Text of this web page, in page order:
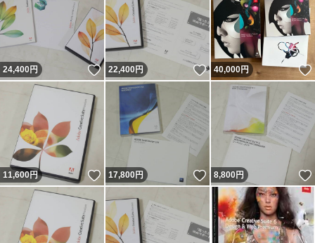
24,400円 いいね！
22,400円 いいね！
40,000円
11,600円 いいね！
17,800円 いいね！
8,800円